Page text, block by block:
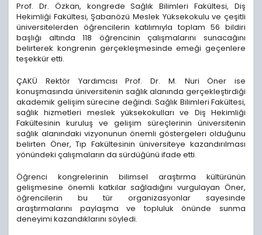
Prof. Dr. Özkan, kongrede Sağlık Bilimleri Fakültesi, Diş
Hekimliği Fakültesi, Şabanözü Meslek Yüksekokulu ve çeşitli
üniversitelerden öğrencilerin katılımıyla toplam 56 bildiri
başlığı altında 118 öğrencinin çalışmalarını sunacağını
belirterek kongrenin gerçekleşmesinde emeği geçenlere
teşekkür etti.
ÇAKÜ Rektör Yardımcısı Prof. Dr. M. Nuri Öner ise
konuşmasında üniversitenin sağlık alanında gerçekleştirdiği
akademik gelişim sürecine değindi. Sağlık Bilimleri Fakültesi,
sağlık hizmetleri meslek yüksekokulları ve Diş Hekimliği
Fakültesinin kuruluş ve gelişim süreçlerinin üniversitenin
sağlık alanındaki vizyonunun önemli göstergeleri olduğunu
belirten Öner, Tıp Fakültesinin üniversiteye kazandırılması
yönündeki çalışmaların da sürdüğünü ifade etti.
Öğrenci kongrelerinin bilimsel araştırma kültürünün
gelişmesine önemli katkılar sağladığını vurgulayan Öner,
öğrencilerin bu tür organizasyonlar sayesinde
araştırmalarını paylaşma ve topluluk önünde sunma
deneyimi kazandıklarını söyledi.